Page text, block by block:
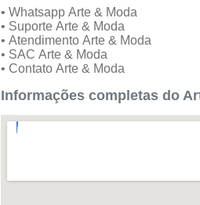
• Whatsapp Arte & Moda
• Suporte Arte & Moda
• Atendimento Arte & Moda
• SAC Arte & Moda
• Contato Arte & Moda
Informações completas do